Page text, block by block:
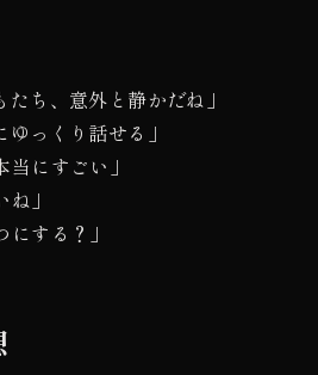
たち、意外と静かだね」
ゆっくり話せる」
当にすごい」
」
にする？」